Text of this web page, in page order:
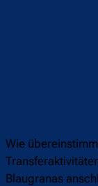
Wie
Blaugranas